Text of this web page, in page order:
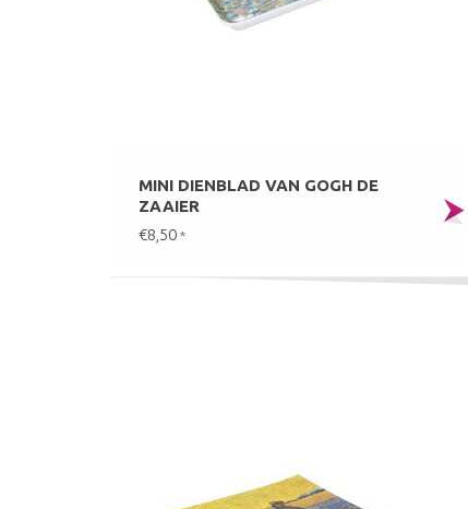
MINI DIENBLAD VAN GOGH DE
ZAAIER
€8,50 *